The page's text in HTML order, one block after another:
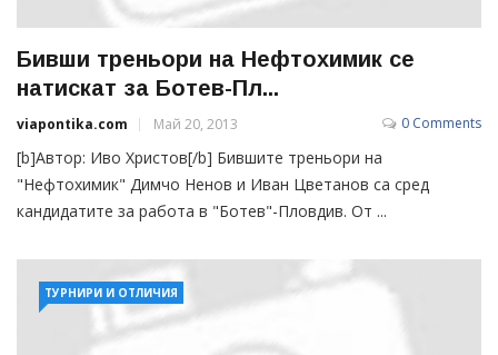
Бивши треньори на Нефтохимик се
натискат за Ботев-Пл...
viapontika.com Май 20, 2013 0 Comments
[b]Автор: Иво Христов[/b] Бившите треньори на
"Нефтохимик" Димчо Ненов и Иван Цветанов са сред
кандидатите за работа в "Ботев"-Пловдив. От ...
ТУРНИРИ И ОТЛИЧИЯ